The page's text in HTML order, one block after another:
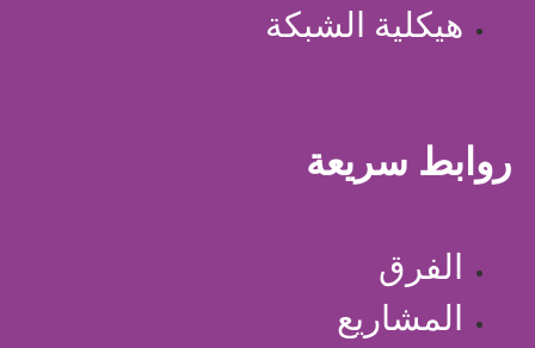
هيكلية الشبكة
روابط سريعة
الفرق
المشاريع